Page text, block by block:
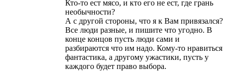
Кто-то ест мясо, и кто его не ест, где грань
необычности?
А с другой стороны, что я к Вам привязался?
Все люди разные, и пишите что угодно. В
конце концов пусть люди сами и
разбираются что им надо. Кому-то нравиться
фантастика, а другому ужастики, пусть у
каждого будет право выбора.